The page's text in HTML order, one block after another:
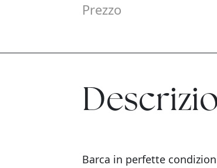
Prezzo
Barca in perfette